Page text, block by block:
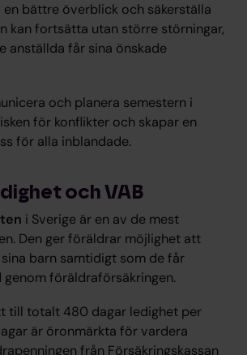
bättre överblick och säkerställa
kan fortsätta utan större störningar,
anställda får sina önskade
och planera semestern i
för konflikter och skapar en
för alla inblandade.
och VAB
i Sverige är en av de mest
Den ger föräldrar möjlighet att
barn samtidigt som de får
genom föräldraförsäkringen.
till totalt 480 dagar ledighet per
är öronmärkta för vardera
från Försäkringskassan